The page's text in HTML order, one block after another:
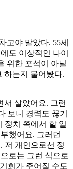
고야 말았다. 55세
도 이상적인 나이
위한 포석이 아닐
하는지 물어봤다.
서 살았어요. 그런
보니 경력도 끊기
정치 쪽에서 할 일
했어요. 그러던
저 개인으로선 정
로는 그런 식으로
회가 주어질 수도